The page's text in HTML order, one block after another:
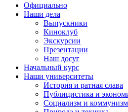
Официально
Наши дела
Выпускники
Киноклуб
Экскурсии
Презентации
Наш досуг
Начальный курс
Наши университеты
История и ратная слава
Публицистика и
Социализм и коммунизм